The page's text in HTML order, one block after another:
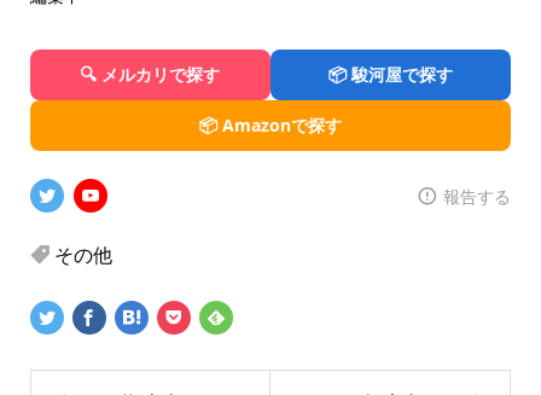
🔍 メルカリで探す 📦 駿河屋で探す
📦 Amazonで探す
報告する
その他